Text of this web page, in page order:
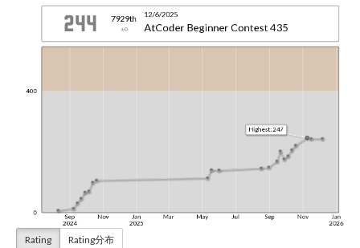
Rating Rating分布